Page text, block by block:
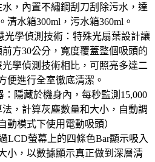
，內置不繡鋼刮刀刮除污水，達
清水箱300ml，污水箱360ml。
光學偵測技術：特殊光扇葉設計讓
方30公分，寬度覆蓋整個吸頭的
學偵測技術相比，可照亮多達二
便進行全室徹底清潔。
：隱藏於機身內，每秒監測15,000
，計算灰塵數量和大小，自動調
動模式下使用電動吸頭）
LCD螢幕上的四條色Bar顯示吸入
小，以數據顯示真正做到深層清